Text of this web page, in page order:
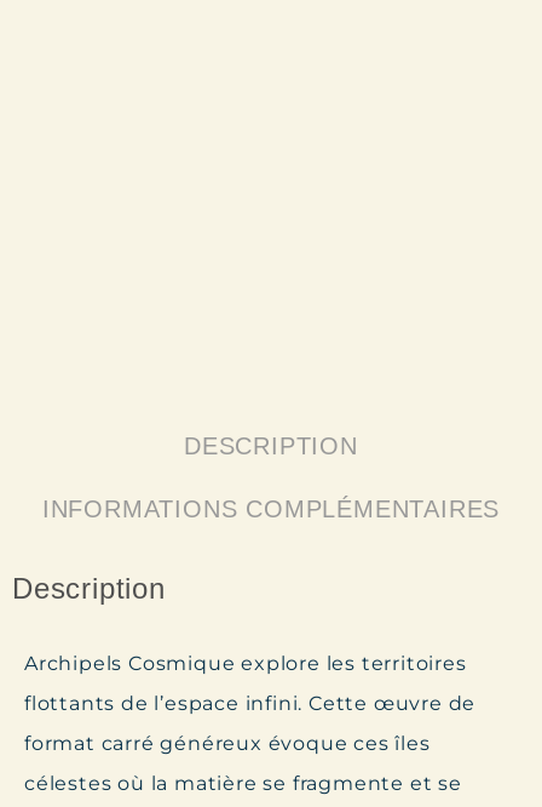
DESCRIPTION
INFORMATIONS COMPLÉMENTAIRES
Description
Archipels Cosmique explore les territoires
flottants de l’espace infini. Cette œuvre de
format carré généreux évoque ces îles
célestes où la matière se fragmente et se